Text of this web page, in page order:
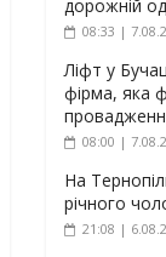
дорожній
08:33 |
Ліфт у
фірма, яка
08:00 |
На
річного
21:08 |